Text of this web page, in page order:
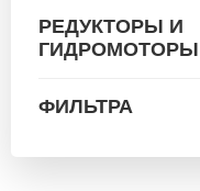
РЕДУКТОРЫ И
ГИДРОМОТОРЫ
ФИЛЬТРА